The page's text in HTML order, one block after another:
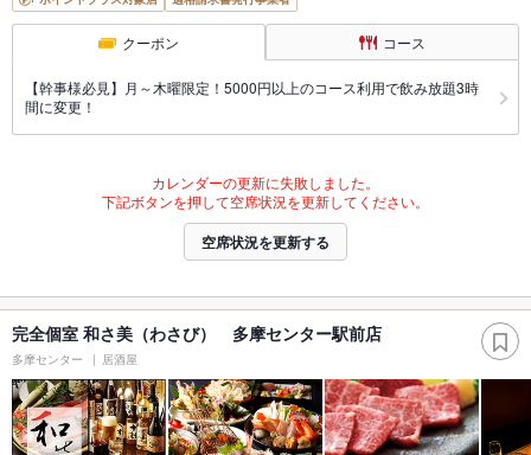
クーポン コース
【幹事様必見】月～木曜限定！5000円以上のコース利用で飲み放題3時
間に変更！
カレンダーの更新に失敗しました。
下記ボタンを押して空席状況を更新してください。
空席状況を更新する
完全個室 和さ美（わさび） 多摩センター駅前店
多摩センター 居酒屋